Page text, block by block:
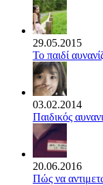
29.05.2015
Το παιδί
03.02.2014
Παιδικός
20.06.2016
Πώς να